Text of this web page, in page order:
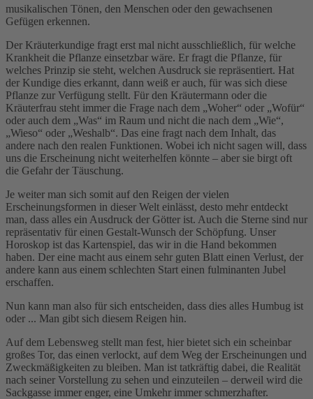
musikalischen Tönen, den Menschen oder den gewachsenen
Gefügen erkennen.
Der Kräuterkundige fragt erst mal nicht ausschließlich, für welche
Krankheit die Pflanze einsetzbar wäre. Er fragt die Pflanze, für
welches Prinzip sie steht, welchen Ausdruck sie repräsentiert. Hat
der Kundige dies erkannt, dann weiß er auch, für was sich diese
Pflanze zur Verfügung stellt. Für den Kräutermann oder die
Kräuterfrau steht immer die Frage nach dem „Woher“ oder „Wofür“
oder auch dem „Was“ im Raum und nicht die nach dem „Wie“,
„Wieso“ oder „Weshalb“. Das eine fragt nach dem Inhalt, das
andere nach den realen Funktionen. Wobei ich nicht sagen will, dass
uns die Erscheinung nicht weiterhelfen könnte – aber sie birgt oft
die Gefahr der Täuschung.
Je weiter man sich somit auf den Reigen der vielen
Erscheinungsformen in dieser Welt einlässt, desto mehr entdeckt
man, dass alles ein Ausdruck der Götter ist. Auch die Sterne sind nur
repräsentativ für einen Gestalt-Wunsch der Schöpfung. Unser
Horoskop ist das Kartenspiel, das wir in die Hand bekommen
haben. Der eine macht aus einem sehr guten Blatt einen Verlust, der
andere kann aus einem schlechten Start einen fulminanten Jubel
erschaffen.
Nun kann man also für sich entscheiden, dass dies alles Humbug ist
oder ... Man gibt sich diesem Reigen hin.
Auf dem Lebensweg stellt man fest, hier bietet sich ein scheinbar
großes Tor, das einen verlockt, auf dem Weg der Erscheinungen und
Zweckmäßigkeiten zu bleiben. Man ist tatkräftig dabei, die Realität
nach seiner Vorstellung zu sehen und einzuteilen – derweil wird die
Sackgasse immer enger, eine Umkehr immer schmerzhafter.